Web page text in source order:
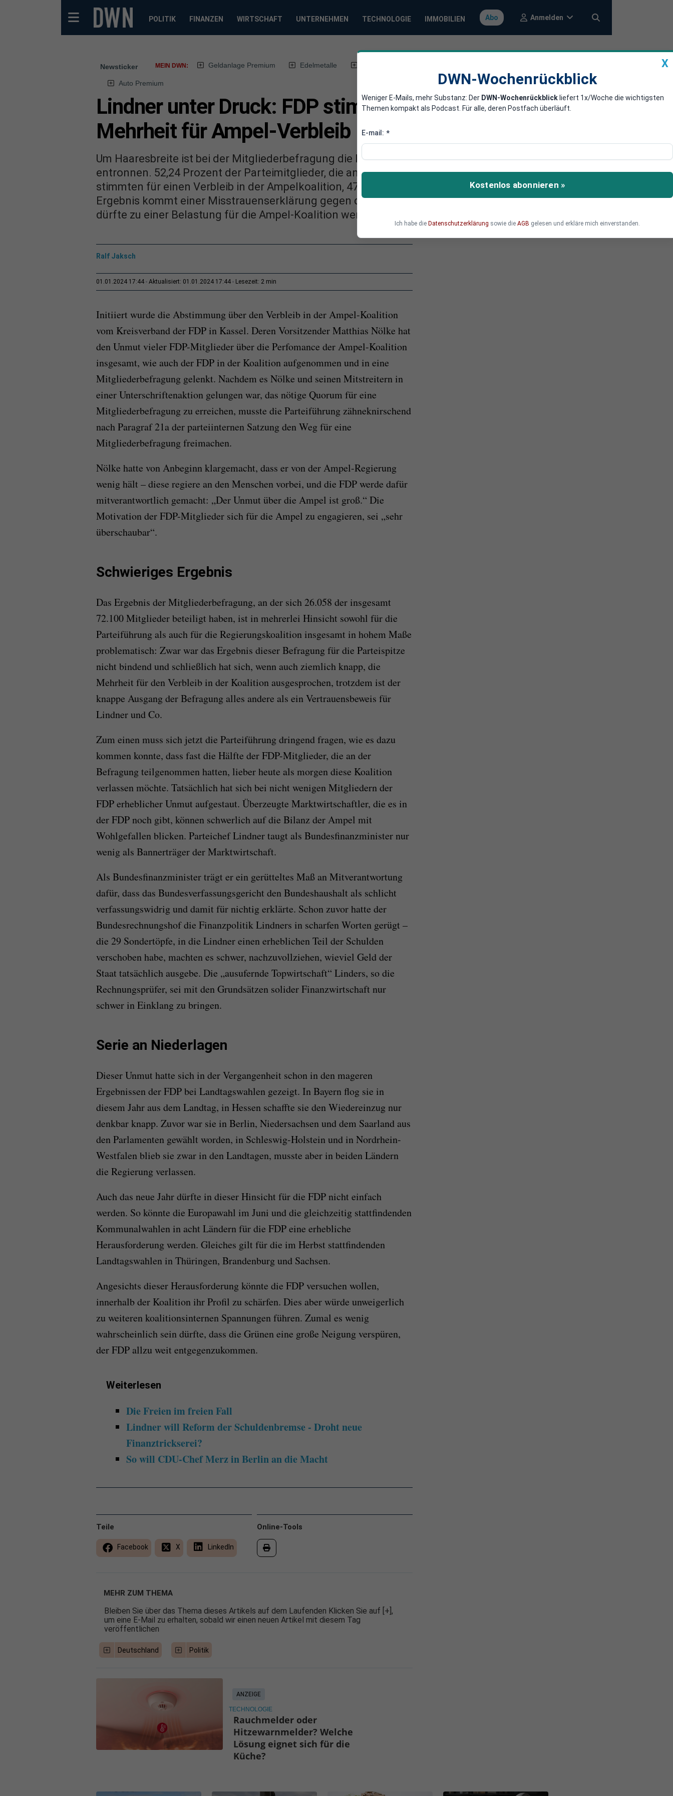
POLITIK FINANZEN WIRTSCHAFT UNTERNEHMEN TECHNOLOGIE IMMOBILIEN Abo Anmelden
Newsticker MEIN DWN: Geldanlage Premium Edelmetalle
Auto Premium
Lindner unter Druck: FDP stimmt nur mit knapper
Mehrheit für Ampel-Verbleib
Um Haaresbreite ist bei der Mitgliederbefragung die Führung der FDP einer kompletten Blamage
entronnen. 52,24 Prozent der Parteimitglieder, die an der Abstimmung teilgenommen haben,
stimmten für einen Verbleib in der Ampelkoalition, 47,76 Prozent dagegen. Doch das knappe
Ergebnis kommt einer Misstrauenserklärung gegen die Führung um Christian Lindner gleich und
dürfte zu einer Belastung für die Ampel-Koalition werden.
Ralf Jaksch
01.01.2024 17:44 Aktualisiert: 01.01.2024 17:44 Lesezeit: 2 min
Initiiert wurde die Abstimmung über den Verbleib in der Ampel-Koalition
vom Kreisverband der FDP in Kassel. Deren Vorsitzender Matthias Nölke hat
den Unmut vieler FDP-Mitglieder über die Perfomance der Ampel-Koalition
insgesamt, wie auch der FDP in der Koalition aufgenommen und in eine
Mitgliederbefragung gelenkt. Nachdem es Nölke und seinen Mitstreitern in
einer Unterschriftenaktion gelungen war, das nötige Quorum für eine
Mitgliederbefragung zu erreichen, musste die Parteiführung zähneknirschend
nach Paragraf 21a der parteiinternen Satzung den Weg für eine
Mitgliederbefragung freimachen.
Nölke hatte von Anbeginn klargemacht, dass er von der Ampel-Regierung
wenig hält – diese regiere an den Menschen vorbei, und die FDP werde dafür
mitverantwortlich gemacht: „Der Unmut über die Ampel ist groß.“ Die
Motivation der FDP-Mitglieder sich für die Ampel zu engagieren, sei „sehr
überschaubar“.
Schwieriges Ergebnis
Das Ergebnis der Mitgliederbefragung, an der sich 26.058 der insgesamt
72.100 Mitglieder beteiligt haben, ist in mehrerlei Hinsicht sowohl für die
Parteiführung als auch für die Regierungskoalition insgesamt in hohem Maße
problematisch: Zwar war das Ergebnis dieser Befragung für die Parteispitze
nicht bindend und schließlich hat sich, wenn auch ziemlich knapp, die
Mehrheit für den Verbleib in der Koalition ausgesprochen, trotzdem ist der
knappe Ausgang der Befragung alles andere als ein Vertrauensbeweis für
Lindner und Co.
Zum einen muss sich jetzt die Parteiführung dringend fragen, wie es dazu
kommen konnte, dass fast die Hälfte der FDP-Mitglieder, die an der
Befragung teilgenommen hatten, lieber heute als morgen diese Koalition
verlassen möchte. Tatsächlich hat sich bei nicht wenigen Mitgliedern der
FDP erheblicher Unmut aufgestaut. Überzeugte Marktwirtschaftler, die es in
der FDP noch gibt, können schwerlich auf die Bilanz der Ampel mit
Wohlgefallen blicken. Parteichef Lindner taugt als Bundesfinanzminister nur
wenig als Bannerträger der Marktwirtschaft.
Als Bundesfinanzminister trägt er ein gerütteltes Maß an Mitverantwortung
dafür, dass das Bundesverfassungsgericht den Bundeshaushalt als schlicht
verfassungswidrig und damit für nichtig erklärte. Schon zuvor hatte der
Bundesrechnungshof die Finanzpolitik Lindners in scharfen Worten gerügt –
die 29 Sondertöpfe, in die Lindner einen erheblichen Teil der Schulden
verschoben habe, machten es schwer, nachzuvollziehen, wieviel Geld der
Staat tatsächlich ausgebe. Die „ausufernde Topwirtschaft“ Linders, so die
Rechnungsprüfer, sei mit den Grundsätzen solider Finanzwirtschaft nur
schwer in Einklang zu bringen.
Serie an Niederlagen
Dieser Unmut hatte sich in der Vergangenheit schon in den mageren
Ergebnissen der FDP bei Landtagswahlen gezeigt. In Bayern flog sie in
diesem Jahr aus dem Landtag, in Hessen schaffte sie den Wiedereinzug nur
denkbar knapp. Zuvor war sie in Berlin, Niedersachsen und dem Saarland aus
den Parlamenten gewählt worden, in Schleswig-Holstein und in Nordrhein-
Westfalen blieb sie zwar in den Landtagen, musste aber in beiden Ländern
die Regierung verlassen.
Auch das neue Jahr dürfte in dieser Hinsicht für die FDP nicht einfach
werden. So könnte die Europawahl im Juni und die gleichzeitig stattfindenden
Kommunalwahlen in acht Ländern für die FDP eine erhebliche
Herausforderung werden. Gleiches gilt für die im Herbst stattfindenden
Landtagswahlen in Thüringen, Brandenburg und Sachsen.
Angesichts dieser Herausforderung könnte die FDP versuchen wollen,
innerhalb der Koalition ihr Profil zu schärfen. Dies aber würde unweigerlich
zu weiteren koalitionsinternen Spannungen führen. Zumal es wenig
wahrscheinlich sein dürfte, dass die Grünen eine große Neigung verspüren,
der FDP allzu weit entgegenzukommen.
Weiterlesen
Die Freien im freien Fall
Lindner will Reform der Schuldenbremse - Droht neue
Finanztrickserei?
So will CDU-Chef Merz in Berlin an die Macht
Online-Tools
Teile
Facebook X LinkedIn
MEHR ZUM THEMA
Bleiben Sie über das Thema dieses Artikels auf dem Laufenden Klicken Sie auf [+],
um eine E-Mail zu erhalten, sobald wir einen neuen Artikel mit diesem Tag
veröffentlichen
Deutschland Politik
ANZEIGE
TECHNOLOGIE
Rauchmelder oder
Hitzewarnmelder? Welche
Lösung eignet sich für die
Küche?
X
DWN-Wochenrückblick
Weniger E-Mails, mehr Substanz: Der DWN-Wochenrückblick liefert 1x/Woche die wichtigsten
Themen kompakt als Podcast. Für alle, deren Postfach überläuft.
E-mail: *
Kostenlos abonnieren »
Ich habe die Datenschutzerklärung sowie die AGB gelesen und erkläre mich einverstanden.